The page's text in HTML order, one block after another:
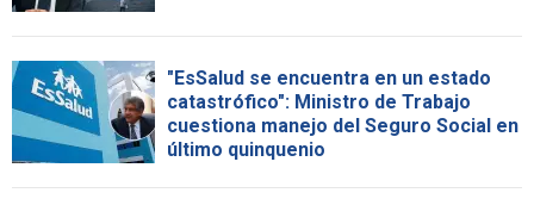
"EsSalud se encuentra en un estado
catastrófico": Ministro de Trabajo
cuestiona manejo del Seguro Social en
último quinquenio